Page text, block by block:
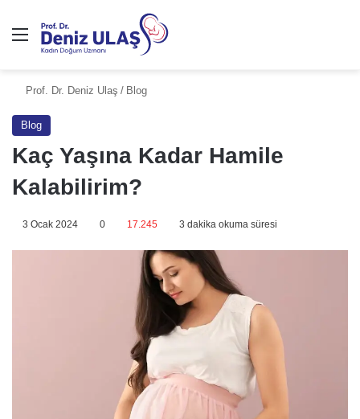
Prof. Dr. Deniz Ulaş / Blog
Blog
Kaç Yaşına Kadar Hamile
Kalabilirim?
3 Ocak 2024 0 17.245 3 dakika okuma süresi